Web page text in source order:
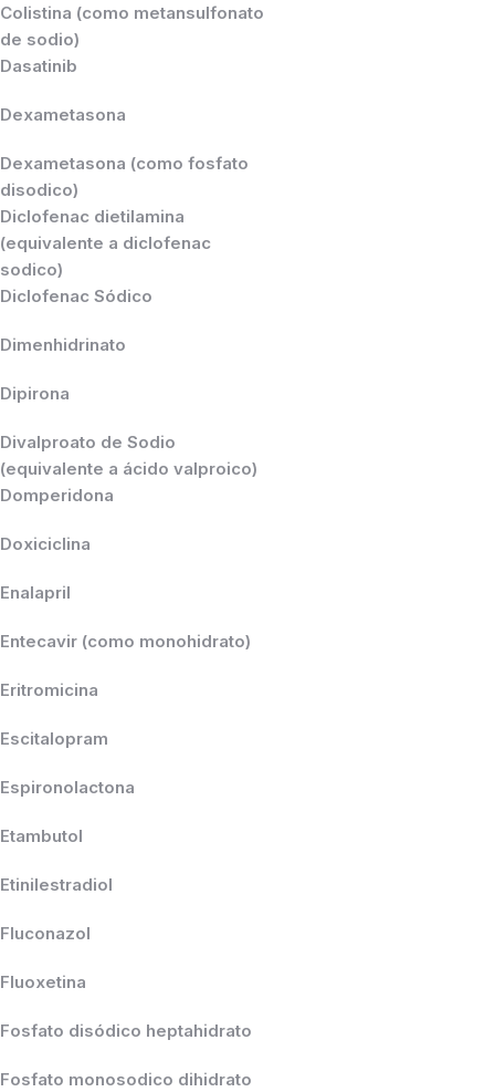
Colistina (como metansulfonato
de sodio)
Dasatinib
Dexametasona
Dexametasona (como fosfato
disodico)
Diclofenac dietilamina
(equivalente a diclofenac
sodico)
Diclofenac Sódico
Dimenhidrinato
Dipirona
Divalproato de Sodio
(equivalente a ácido valproico)
Domperidona
Doxiciclina
Enalapril
Entecavir (como monohidrato)
Eritromicina
Escitalopram
Espironolactona
Etambutol
Etinilestradiol
Fluconazol
Fluoxetina
Fosfato disódico heptahidrato
Fosfato monosodico dihidrato